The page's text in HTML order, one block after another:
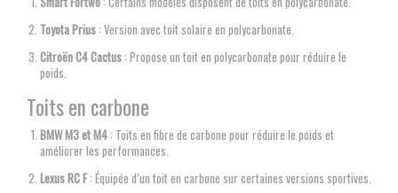
Toyota Prius: Version avec toit solaire en polycarbonate.
Citroën C4 Cactus: Propose un toit en polycarbonate pour réduire le
poids.
Toits en carbone
BMW M3 et M4: Toits en fibre de carbone pour réduire le poids et
améliorer les performances.
Lexus RC F: Équipée d’un toit en carbone sur certaines versions sportives.